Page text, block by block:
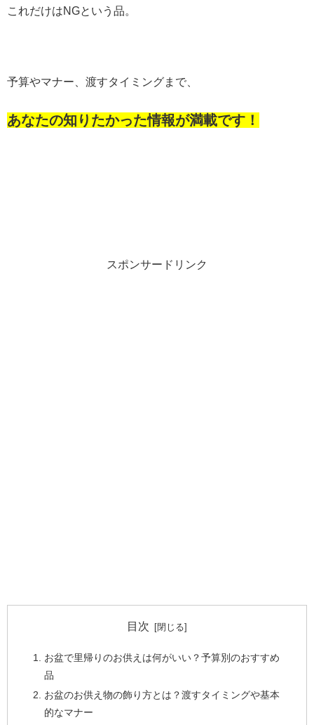
これだけはNGという品。
予算やマナー、渡すタイミングまで、
あなたの知りたかった情報が満載です！
スポンサードリンク
目次
お盆で里帰りのお供えは何がいい？予算別のおすすめ
品
お盆のお供え物の飾り方とは？渡すタイミングや基本
的なマナー